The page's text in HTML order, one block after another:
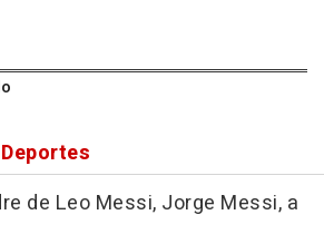
de Leo Messi, Jorge Messi, a